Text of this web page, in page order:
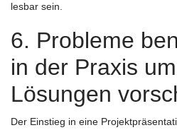
lesbar sein.
6. Probleme
in der Praxis
Lösungen
Der Einstieg in eine